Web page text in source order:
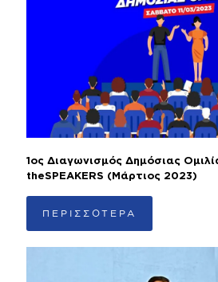
1ος Διαγωνισμός Δημόσιας
theSPEAKERS (Μάρτιος 2023)
ΠΕΡΙΣΣΟΤΕΡΑ